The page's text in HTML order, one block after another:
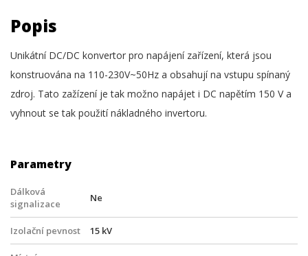
Popis
Unikátní DC/DC konvertor pro napájení zařízení, která jsou
konstruována na 110-230V~50Hz a obsahují na vstupu spínaný
zdroj. Tato zažízení je tak možno napájet i DC napětím 150 V a
vyhnout se tak použití nákladného invertoru.
Parametry
Dálková
signalizace
Ne
Izolační pevnost 15 kV